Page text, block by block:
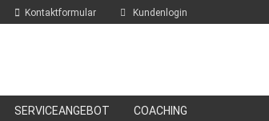
Kontaktformular Kundenlogin
SERVICEANGEBOT COACHING